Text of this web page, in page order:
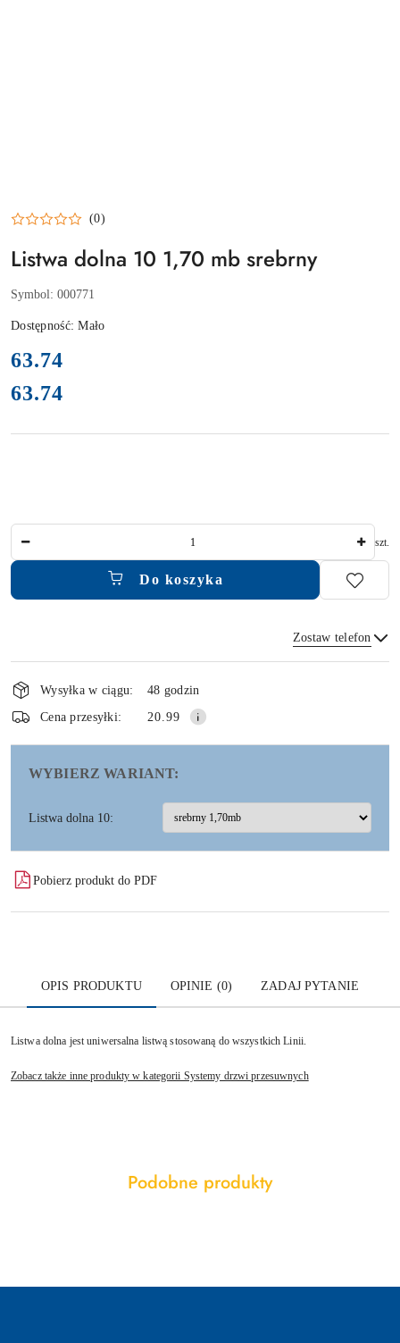
(0)
Listwa dolna 10 1,70 mb srebrny
Symbol: 000771
Dostępność:Mało
cena:
63.74
Cena:
63.74
szt.
Do koszyka
Zostaw telefon
Wyślij
Dostępność
i
dostawa
Wysyłka w ciągu:
48 godzin
Cena przesyłki:
20.99
WYBIERZ WARIANT:
Listwa dolna 10:
Pobierz produkt do PDF
OPIS PRODUKTU OPINIE (0) ZADAJ PYTANIE
Listwa dolna jest uniwersalna listwą stosowaną do wszystkich Linii.
Zobacz także inne produkty w kategorii Systemy drzwi przesuwnych
Pomiń karuzelę produktów
Produkty
Podobne produkty